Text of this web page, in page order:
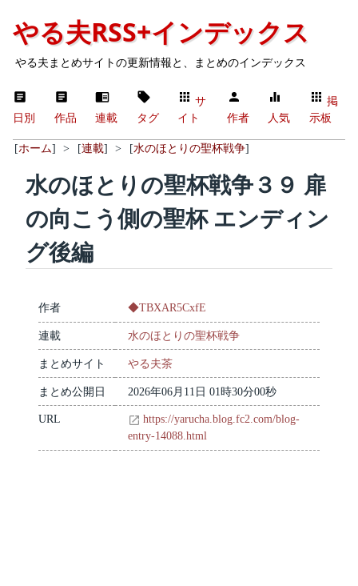
やる夫RSS+インデックス
やる夫まとめサイトの更新情報と、まとめのインデックス
日別 作品 連載 タグ
サ
イト
作者 人気
掲
示板
[ホーム] > [連載] > [水のほとりの聖杯戦争]
水のほとりの聖杯戦争３９ 扉
の向こう側の聖杯 エンディン
グ後編
作者 ◆TBXAR5CxfE
連載 水のほとりの聖杯戦争
まとめサイト やる夫茶
まとめ公開日 2026年06月11日 01時30分00秒
URL
https://yarucha.blog.fc2.com/blog-
entry-14088.html